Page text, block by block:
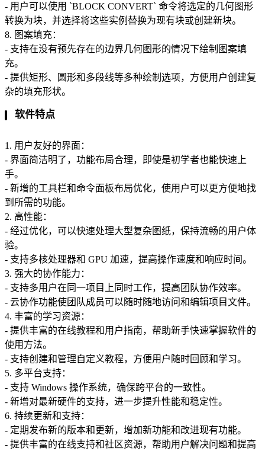
- 用户可以使用 `BLOCK CONVERT` 命令将选定的几何图形
转换为块，并选择将这些实例替换为现有块或创建新块。
8. 图案填充：
- 支持在没有预先存在的边界几何图形的情况下绘制图案填
充。
- 提供矩形、圆形和多段线等多种绘制选项，方便用户创建复
杂的填充形状。
软件特点
1. 用户友好的界面：
- 界面简洁明了，功能布局合理，即使是初学者也能快速上
手。
- 新增的工具栏和命令面板布局优化，使用户可以更方便地找
到所需的功能。
2. 高性能：
- 经过优化，可以快速处理大型复杂图纸，保持流畅的用户体
验。
- 支持多核处理器和 GPU 加速，提高操作速度和响应时间。
3. 强大的协作能力：
- 支持多用户在同一项目上同时工作，提高团队协作效率。
- 云协作功能使团队成员可以随时随地访问和编辑项目文件。
4. 丰富的学习资源：
- 提供丰富的在线教程和用户指南，帮助新手快速掌握软件的
使用方法。
- 支持创建和管理自定义教程，方便用户随时回顾和学习。
5. 多平台支持：
- 支持 Windows 操作系统，确保跨平台的一致性。
- 新增对最新硬件的支持，进一步提升性能和稳定性。
6. 持续更新和支持：
- 定期发布新的版本和更新，增加新功能和改进现有功能。
- 提供丰富的在线支持和社区资源，帮助用户解决问题和提高